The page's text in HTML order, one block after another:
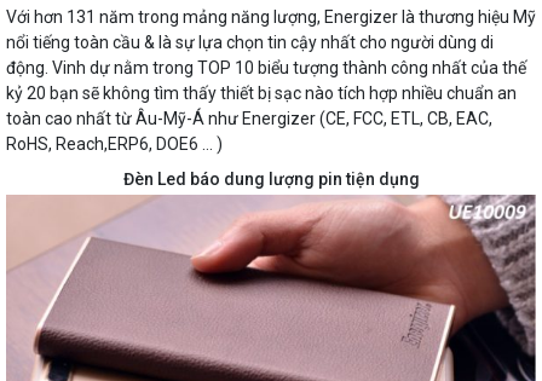
Với hơn 131 năm trong mảng năng lượng, Energizer là thương hiệu Mỹ
nổi tiếng toàn cầu & là sự lựa chọn tin cậy nhất cho người dùng di
động. Vinh dự nằm trong TOP 10 biểu tượng thành công nhất của thế
kỷ 20 bạn sẽ không tìm thấy thiết bị sạc nào tích hợp nhiều chuẩn an
toàn cao nhất từ Âu-Mỹ-Á như Energizer (CE, FCC, ETL, CB, EAC,
RoHS, Reach,ERP6, DOE6 … )
Đèn Led báo dung lượng pin tiện dụng